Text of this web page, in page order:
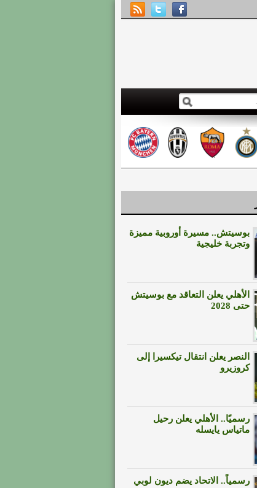
بوسيتش.. مسيرة أوروبية مميزة
وتجربة خليجية
الأهلي يعلن التعاقد مع بوسيتش
حتى 2028
النصر يعلن انتقال تيكسيرا إلى
كروزيرو
رسميًا.. الأهلي يعلن رحيل
ماتياس يايسله
رسمياً.. الاتحاد يضم ديون لوبي